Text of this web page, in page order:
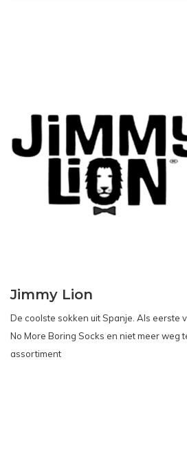
Jimmy Lion
De coolste sokken uit Spanje. Als eerste
No More Boring Socks en niet meer weg
assortiment